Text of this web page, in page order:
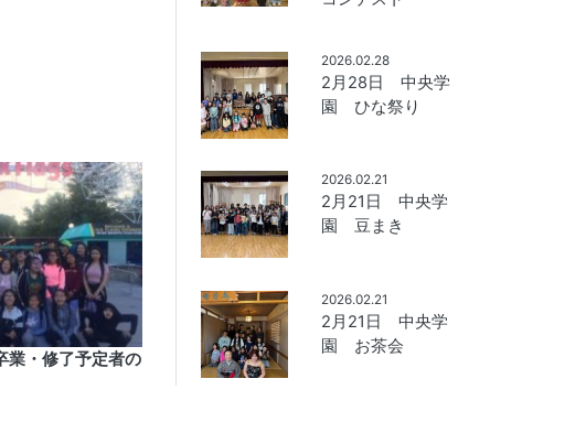
業・修了予定者の
2026.02.28
2月28日 中央学
園 ひな祭り
2026.02.21
2月21日 中央学
園 豆まき
2026.02.21
2月21日 中央学
園 お茶会